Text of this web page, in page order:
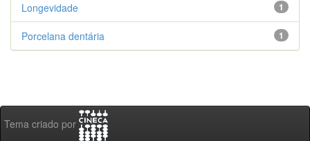
1
Longevidade
1
Porcelana dentária
Tema criado por